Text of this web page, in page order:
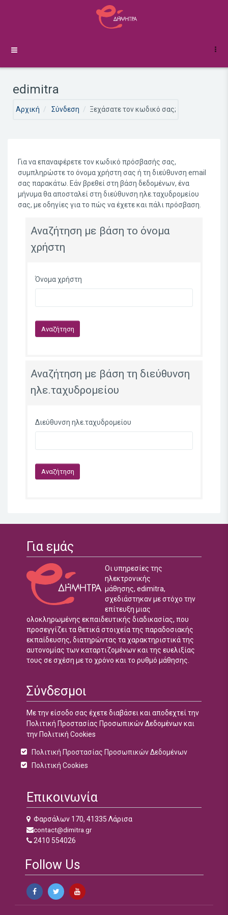
Μετάβαση στο κεντρικό περιεχόμενο
edimitra
Αρχική Σύνδεση Ξεχάσατε τον κωδικό σας;
Για να επαναφέρετε τον κωδικό πρόσβασής σας,
συμπληρώστε το όνομα χρήστη σας ή τη διεύθυνση email
σας παρακάτω. Εάν βρεθεί στη βάση δεδομένων, ένα
μήνυμα θα αποσταλεί στη διεύθυνση ηλε.ταχυδρομείου
σας, με οδηγίες για το πώς να έχετε και πάλι πρόσβαση.
Αναζήτηση με βάση το όνομα
χρήστη
Όνομα χρήστη
Αναζήτηση με βάση τη διεύθυνση
ηλε.ταχυδρομείου
Διεύθυνση ηλε.ταχυδρομείου
Για εμάς
Οι υπηρεσίες της
ηλεκτρονικής
μάθησης, edimitra,
σχεδιάστηκαν με στόχο την
επίτευξη μιας
ολοκληρωμένης εκπαιδευτικής διαδικασίας, που
προσεγγίζει τα θετικά στοιχεία της παραδοσιακής
εκπαίδευσης, διατηρώντας τα χαρακτηριστικά της
αυτονομίας των καταρτιζομένων και της ευελιξίας
τους σε σχέση με το χρόνο και το ρυθμό μάθησης.
Σύνδεσμοι
Με την είσοδο σας έχετε διαβάσει και αποδεχτεί την
Πολιτική Προστασίας Προσωπικών Δεδομένων και
την Πολιτική Cookies
Πολιτική Προστασίας Προσωπικών Δεδομένων
Πολιτική Cookies
Επικοινωνία
Φαρσάλων 170, 41335 Λάρισα
contact@dimitra.gr
2410 554026
Follow Us